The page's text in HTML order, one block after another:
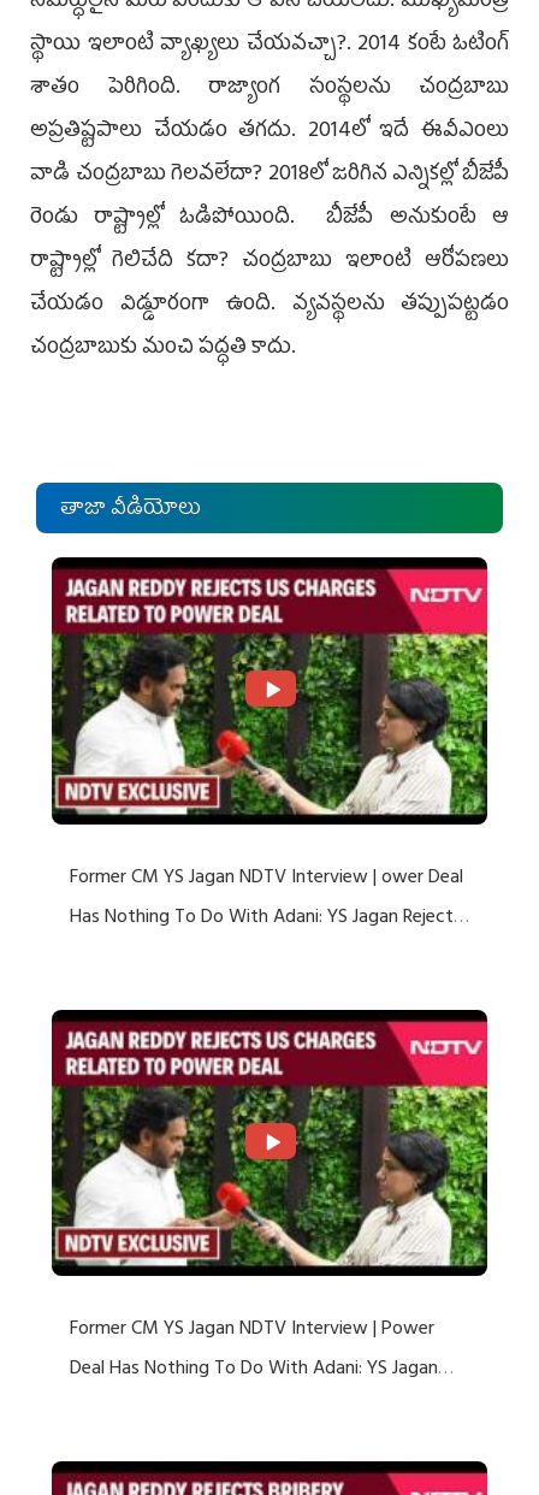
స్థాయి ఇలాంటి వ్యాఖ్యలు చేయవచ్చా?. 2014 కంటే ఓటింగ్‌
శాతం పెరిగింది. రాజ్యాంగ సంస్థలను చంద్రబాబు
అప్రతిష్టపాలు చేయడం తగదు. 2014లో ఇదే ఈవీఎంలు
వాడి చంద్రబాబు గెలవలేదా? 2018లో జరిగిన ఎన్నికల్లో బీజేపీ
రెండు రాష్ట్రాల్లో ఓడిపోయింది. బీజేపీ అనుకుంటే ఆ
రాష్ట్రాల్లో గెలిచేది కదా? చంద్రబాబు ఇలాంటి ఆరోపణలు
చేయడం విడ్డూరంగా ఉంది. వ్యవస్థలను తప్పుపట్టడం
చంద్రబాబుకు మంచి పద్ధతి కాదు.
తాజా వీడియోలు
Former CM YS Jagan NDTV Interview | ower Deal
Has Nothing To Do With Adani: YS Jagan Rejects
Former CM YS Jagan NDTV Interview | Power
Deal Has Nothing To Do With Adani: YS Jagan